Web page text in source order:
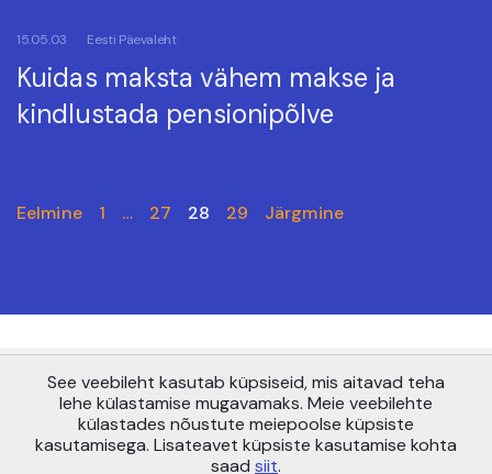
15.05.03 Eesti Päevaleht
Kuidas maksta vähem makse ja
kindlustada pensionipõlve
Eelmine 1 … 27 28 29 Järgmine
Copyright © AS Pensionikeskus 2021
Maakri 19, Tallinn 10145
info@pensionikeskus.ee
See veebileht kasutab küpsiseid, mis aitavad teha
lehe külastamise mugavamaks. Meie veebilehte
külastades nõustute meiepoolse küpsiste
kasutamisega. Lisateavet küpsiste kasutamise kohta
saad siit.